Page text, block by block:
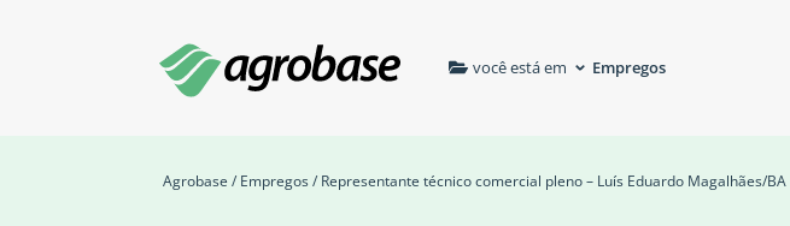
você está em Empregos
Agrobase / Empregos/ Representante técnico comercial pleno – Luís Eduardo Magalhães/BA